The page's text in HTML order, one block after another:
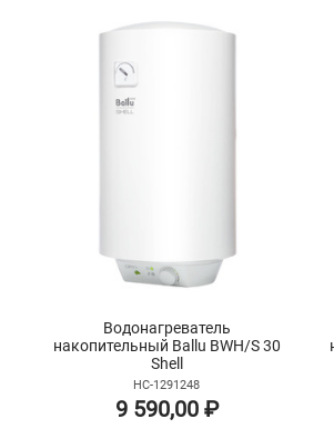
Водонагреватель
накопительный Ballu BWH/S 30
Shell
НС-1291248
9 590,00 ₽